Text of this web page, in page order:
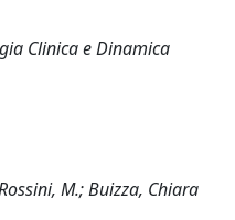
Clinica e Dinamica
M.; Buizza, Chiara